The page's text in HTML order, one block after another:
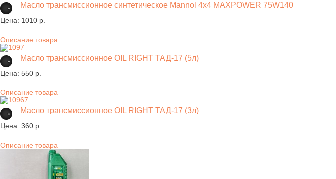
Масло трансмиссионное синтетическое Mannol 4x4 MAXPOWER 75W140
Цена: 1010 p.
Описание товара
Масло трансмиссионное OIL RIGHT ТАД-17 (5л)
Цена: 550 p.
Описание товара
Масло трансмиссионное OIL RIGHT ТАД-17 (3л)
Цена: 360 p.
Описание товара